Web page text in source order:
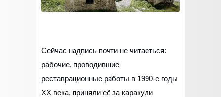
Сейчас надпись почти не читаеться:
рабочие, проводившие
реставрационные работы в 1990-е годы
XX века, приняли её за каракули